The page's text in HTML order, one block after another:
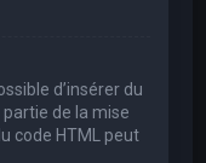
d’insérer du
de la mise
code HTML peut